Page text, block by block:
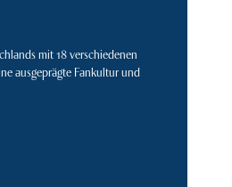
mit 18 verschiedenen
ausgeprägte Fankultur und